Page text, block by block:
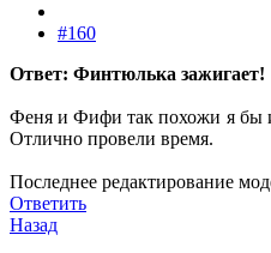
#160
Ответ: Финтюлька зажигает!
Феня и Фифи так похожи я бы
Отлично провели время.
Последнее редактирование
Ответить
Назад